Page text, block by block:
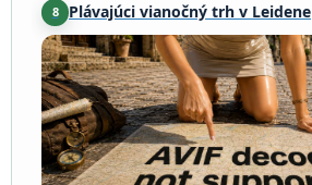
8 Plávajúci vianočný trh v Leidene
Leiden·26 km